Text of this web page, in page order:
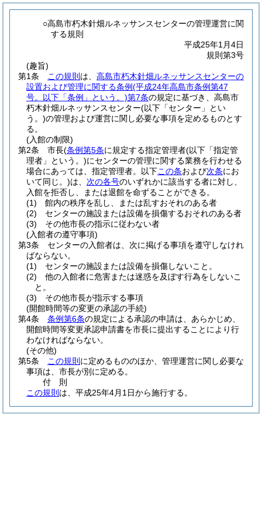
○高島市朽木針畑ルネッサンスセンターの管理運営に関
する規則
平成25年1月4日
規則第3号
(趣旨)
第1条
この規則 は、 高島市朽木針畑ルネッサンスセンターの
設置および管理に関する条例(平成24年高島市条例第47
号。以下「条例」という。)第7条の規定に基づき、高島市
朽木針畑ルネッサンスセンター(以下「センター」とい
う。)の管理および運営に関し必要な事項を定めるものとす
る。
(入館の制限)
第2条
市長(条例第5条に規定する指定管理者(以下「指定管
理者」という。)にセンターの管理に関する業務を行わせる
場合にあっては、指定管理者。以下この条および次条にお
いて同じ。)は、 次の各号のいずれかに該当する者に対し、
入館を拒否し、または退館を命ずることができる。
(1)
館内の秩序を乱し、または乱すおそれのある者
(2)
センターの施設または設備を損傷するおそれのある者
(3)
その他市長の指示に従わない者
(入館者の遵守事項)
第3条
センターの入館者は、次に掲げる事項を遵守しなけれ
ばならない。
(1)
センターの施設または設備を損傷しないこと。
(2)
他の入館者に危害または迷惑を及ぼす行為をしないこ
と。
(3)
その他市長が指示する事項
(開館時間等の変更の承認の手続)
第4条
条例第6条の規定による承認の申請は、あらかじめ、
開館時間等変更承認申請書を市長に提出することにより行
わなければならない。
(その他)
第5条
この規則 に定めるもののほか、管理運営に関し必要な
事項は、市長が別に定める。
付 則
この規則 は、平成25年4月1日から施行する。